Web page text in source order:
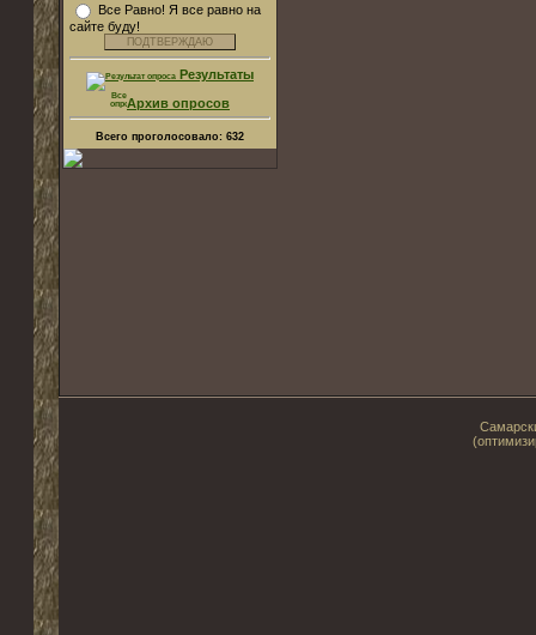
Все Равно! Я все равно на
сайте буду!
Результаты
Архив опросов
Всего проголосовало: 632